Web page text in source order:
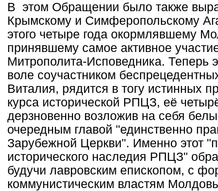
В этом Обращении было также
Крымскому и Симферопольскому
этого четыре года окормлявшему
принявшему самое активное
Митрополита-Исповедника. Теперь
воле соучастником
Виталия, рядится в тогу истинных
курса исторической РПЦЗ, её
дерзновенно возложив на себя
очередным главой "единственно
Зарубежной Церкви". Именно этот
исторического наследия РПЦЗ"
будучи лавровским епископом, с
коммунистическим властям